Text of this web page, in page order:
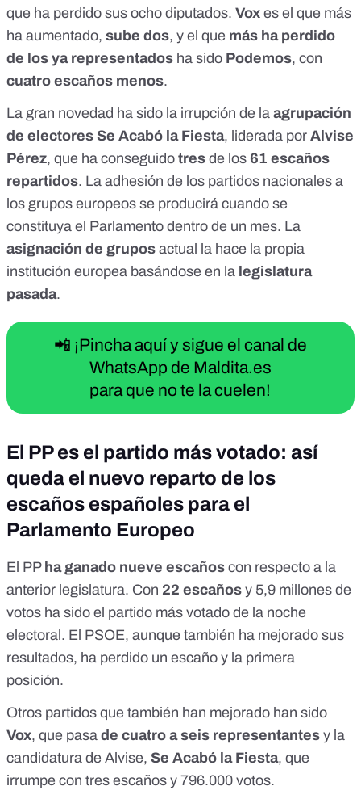
que ha perdido sus ocho diputados. Vox es el que más
ha aumentado, sube dos, y el que más ha perdido
de los ya representados ha sido Podemos, con
cuatro escaños menos.
La gran novedad ha sido la irrupción de la agrupación
de electores Se Acabó la Fiesta, liderada por Alvise
Pérez, que ha conseguido tres de los 61 escaños
repartidos. La adhesión de los partidos nacionales a
los grupos europeos se producirá cuando se
constituya el Parlamento dentro de un mes. La
asignación de grupos actual la hace la propia
institución europea basándose en la legislatura
pasada.
📲 ¡Pincha aquí y sigue el canal de
WhatsApp de Maldita.es
para que no te la cuelen!
El PP es el partido más votado: así
queda el nuevo reparto de los
escaños españoles para el
Parlamento Europeo
El PP ha ganado nueve escaños con respecto a la
anterior legislatura. Con 22 escaños y 5,9 millones de
votos ha sido el partido más votado de la noche
electoral. El PSOE, aunque también ha mejorado sus
resultados, ha perdido un escaño y la primera
posición.
Otros partidos que también han mejorado han sido
Vox, que pasa de cuatro a seis representantes y la
candidatura de Alvise, Se Acabó la Fiesta, que
irrumpe con tres escaños y 796.000 votos.